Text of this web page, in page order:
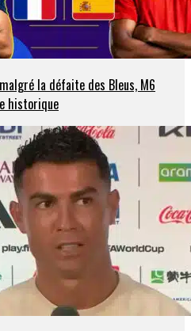
la défaite des Bleus, M6
historique